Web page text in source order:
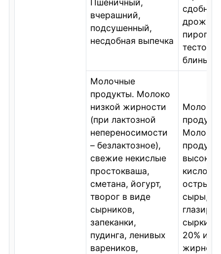
Пшеничный,
вчерашний,
подсушенный,
несдобная выпечка
сдобная
пироги,
тесто,
блины
Молочные
продукты. Молоко
низкой жирности
(при лактозной
непереносимости
– безлактозное),
свежие некислые
простокваша,
сметана, йогурт,
творог в виде
сырников,
запеканки,
пудинга, ленивых
вареников,
высокой
острые
сыры,
сырки,
20% и